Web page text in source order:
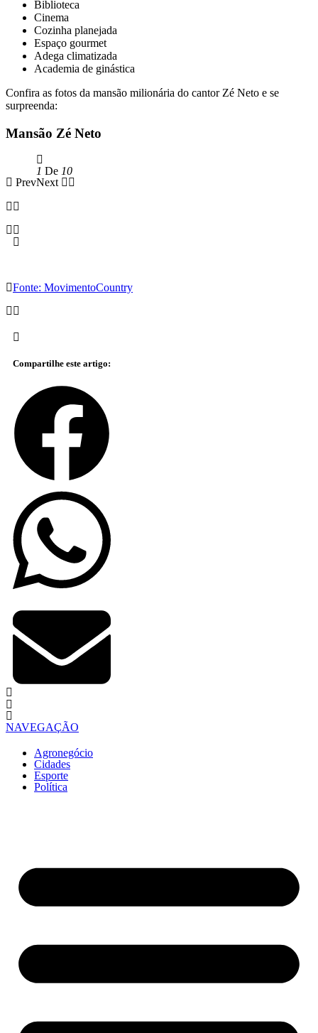
Biblioteca
Cinema
Cozinha planejada
Espaço gourmet
Adega climatizada
Academia de ginástica
Confira as fotos da mansão milionária do cantor Zé Neto e se
surpreenda:
Mansão Zé Neto
Prev
1 De 10
Next
Fonte: MovimentoCountry
Compartilhe este artigo:
NAVEGAÇÃO
Agronegócio
Cidades
Esporte
Política